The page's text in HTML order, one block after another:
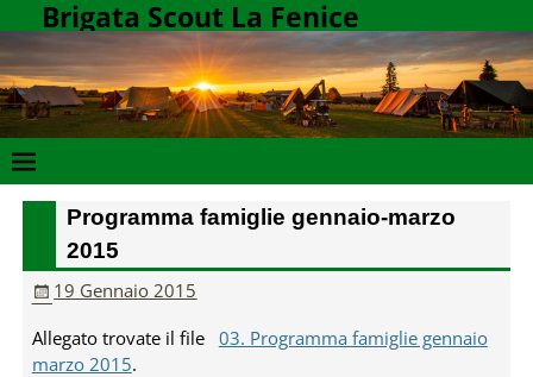
Brigata Scout La Fenice
Programma famiglie gennaio-marzo
2015
19 Gennaio 2015
Allegato trovate il file 03. Programma famiglie gennaio
marzo 2015.